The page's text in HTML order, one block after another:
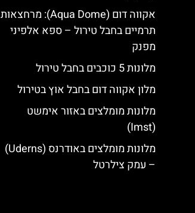
אקווה דום (Aqua Dome): מרחצאות
תרמיים בחבל טירול – ספא אלפיני
מפנק
מלונות 5 כוכבים בחבל טירול
מלון אקווה דום בחבל אוץ בטירול
מלונות מומלצים באזור אימשט
(Imst)
מלונות מומלצים באודרנס (Uderns)
– עמק צילרטל